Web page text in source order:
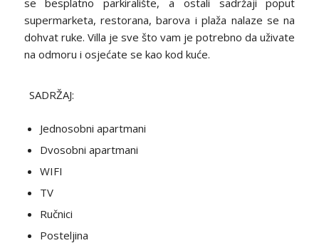
se besplatno parkiralište, a ostali sadržaji poput
supermarketa, restorana, barova i plaža nalaze se na
dohvat ruke. Villa je sve što vam je potrebno da uživate
na odmoru i osjećate se kao kod kuće.
SADRŽAJ:
Jednosobni apartmani
Dvosobni apartmani
WIFI
TV
Ručnici
Posteljina